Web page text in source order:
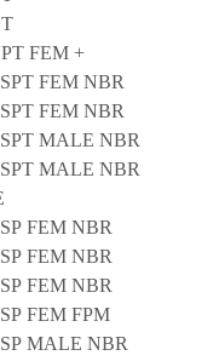
FEM +
FEM NBR
FEM NBR
MALE NBR
MALE NBR
FEM NBR
FEM NBR
FEM NBR
FEM FPM
MALE NBR